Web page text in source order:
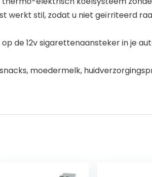
werkt stil, zodat u niet geïrriteerd
de 12v sigarettenaansteker in je
moedermelk,